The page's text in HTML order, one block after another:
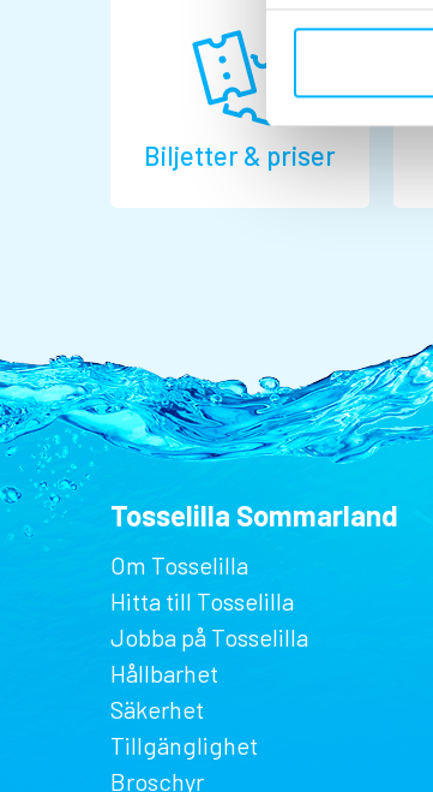
Biljetter & priser
Tosselilla Sommarland
Om Tosselilla
Hitta till Tosselilla
Jobba på Tosselilla
Hållbarhet
Säkerhet
Tillgänglighet
Broschyr